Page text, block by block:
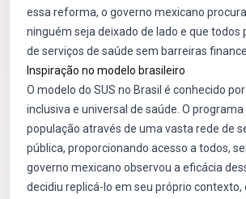
essa reforma, o governo mexicano
ninguém seja deixado de lado e que
de serviços de saúde sem barreiras
Inspiração no modelo brasileiro
O modelo do SUS no Brasil é conhecido
inclusiva e universal de saúde. O
população através de uma vasta rede de
pública, proporcionando acesso a todos,
governo mexicano observou a eficácia
decidiu replicá-lo em seu próprio contexto,